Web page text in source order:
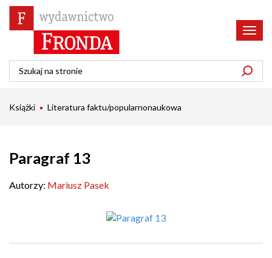
Książki Literatura faktu/popularnonaukowa
Paragraf 13
Autorzy: Mariusz Pasek